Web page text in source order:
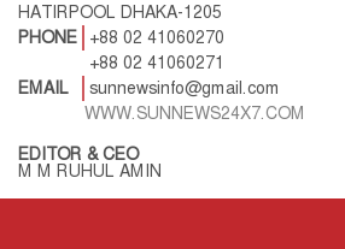
HATIRPOOL DHAKA-1205
PHONE
+88 02 41060270
+88 02 41060271
EMAIL
sunnewsinfo@gmail.com
WWW.SUNNEWS24X7.COM
EDITOR & CEO
M M RUHUL AMIN